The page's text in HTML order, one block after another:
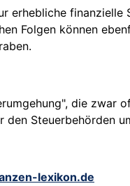
erhebliche
Folgen können
die
Steuerbehörden
lexikon.de